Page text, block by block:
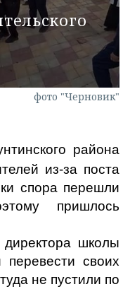
фото "Черновик"
района
из-за поста
спора перешли
пришлось
школы
перевести своих
не пустили по